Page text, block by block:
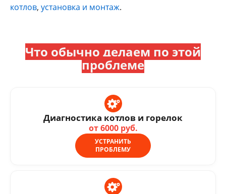
котлов, установка и монтаж.
Что обычно делаем по этой
проблеме
Диагностика котлов и горелок
от 6000 руб.
УСТРАНИТЬ
ПРОБЛЕМУ